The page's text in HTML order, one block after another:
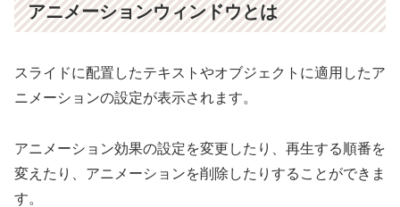
アニメーションウィンドウとは
スライドに配置したテキストやオブジェクトに適用したア
ニメーションの設定が表示されます。
アニメーション効果の設定を変更したり、再生する順番を
変えたり、アニメーションを削除したりすることができま
す。